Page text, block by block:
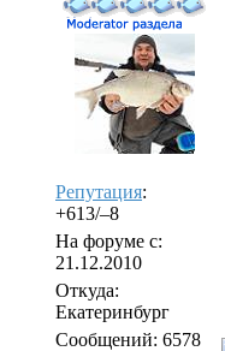
Репутация:
+613/–8
На форуме с:
21.12.2010
Откуда:
Екатеринбург
Сообщений: 6578